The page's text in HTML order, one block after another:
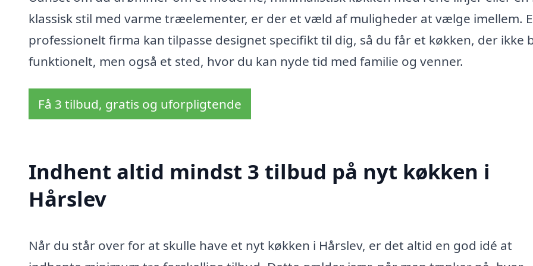
klassisk stil med varme træelementer, er der et væld af muligheder at vælge imellem.
professionelt firma kan tilpasse designet specifikt til dig, så du får et køkken, der ikke
funktionelt, men også et sted, hvor du kan nyde tid med familie og venner.
Få 3 tilbud, gratis og uforpligtende
Indhent altid mindst 3 tilbud på nyt køkken i
Hårslev
Når du står over for at skulle have et nyt køkken i Hårslev, er det altid en god idé at